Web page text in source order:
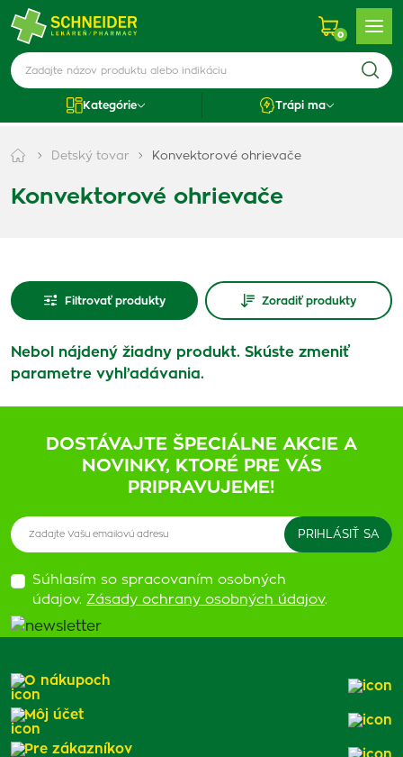
0
Kategórie Trápi ma
Detský tovar Konvektorové ohrievače
Konvektorové ohrievače
Filtrovať produkty Zoradiť produkty
Nebol nájdený žiadny produkt. Skúste zmeniť
parametre vyhľadávania.
DOSTÁVAJTE ŠPECIÁLNE AKCIE A
NOVINKY, KTORÉ PRE VÁS
PRIPRAVUJEME!
Súhlasím so spracovaním osobných
údajov. Zásady ochrany osobných údajov.
O nákupoch
Môj účet
Pre zákazníkov